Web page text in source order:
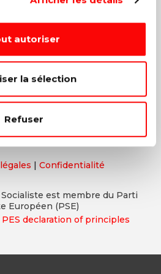
autoriser
la sélection
Refuser
fraternité, de solidarité, de justice
de tous les combats menés
enjeux, mais nos valeurs
jamais.
| Confidentialité
est membre du Parti
Européen (PSE)
PES declaration of principles